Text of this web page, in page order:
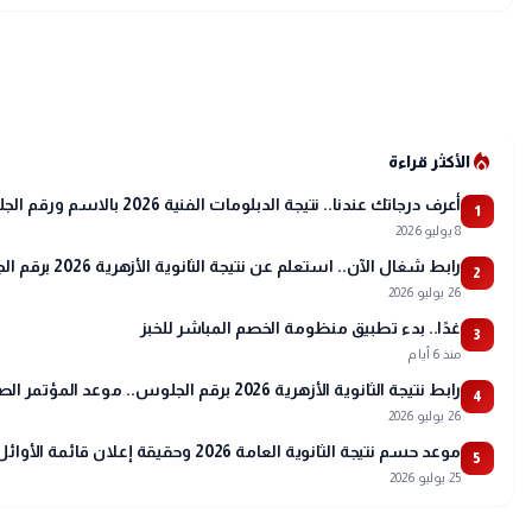
local_fire_departmentالأكثر قراءة
1 أعرف درجاتك عندنا.. نتيجة الدبلومات الفنية 2026 بالاسم ورقم الجلوس
8 يوليو 2026
2 رابط شغال الآن.. استعلم عن نتيجة الثانوية الأزهرية 2026 برقم الجلوس عبر بوابة الأزهر
26 يوليو 2026
3 غدًا.. بدء تطبيق منظومة الخصم المباشر للخبز
منذ 6 أيام
4 رابط نتيجة الثانوية الأزهرية 2026 برقم الجلوس.. موعد المؤتمر الصحفي وتفاصيل أسماء الأوائل
26 يوليو 2026
5 موعد حسم نتيجة الثانوية العامة 2026 وحقيقة إعلان قائمة الأوائل
25 يوليو 2026